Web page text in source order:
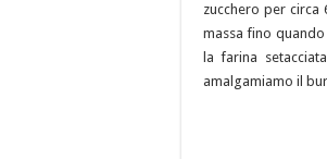
zucchero per
massa fino
la farina
amalgamiamo il